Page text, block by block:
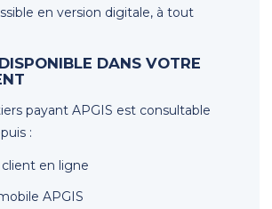
en version digitale, à tout
DANS VOTRE
payant APGIS est consultable
:
en ligne
APGIS